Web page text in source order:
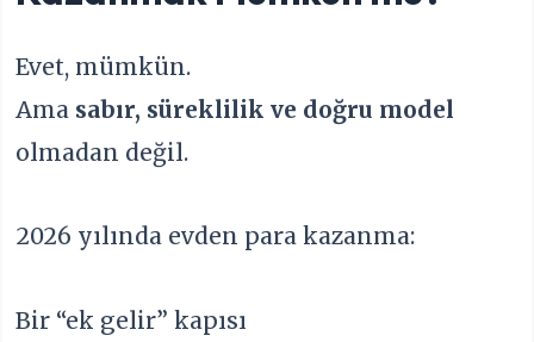
Evet, mümkün.
Ama sabır, süreklilik ve doğru model
olmadan değil.
2026 yılında evden para kazanma:
Bir “ek gelir” kapısı